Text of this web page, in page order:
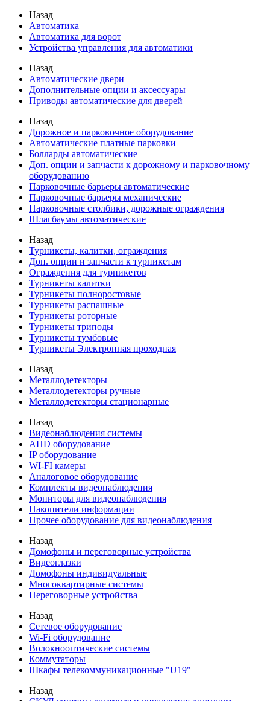
Назад
Автоматика
Автоматика для ворот
Устройства управления для автоматики
Назад
Автоматические двери
Дополнительные опции и аксессуары
Приводы автоматические для дверей
Назад
Дорожное и парковочное оборудование
Автоматические платные парковки
Болларды автоматические
Доп. опции и запчасти к дорожному и парковочному
оборудованию
Парковочные барьеры автоматические
Парковочные барьеры механические
Парковочные столбики, дорожные ограждения
Шлагбаумы автоматические
Назад
Турникеты, калитки, ограждения
Доп. опции и запчасти к турникетам
Ограждения для турникетов
Турникеты калитки
Турникеты полноростовые
Турникеты распашные
Турникеты роторные
Турникеты триподы
Турникеты тумбовые
Турникеты Электронная проходная
Назад
Металлодетекторы
Металлодетекторы ручные
Металлодетекторы стационарные
Назад
Видеонаблюдения cистемы
AHD оборудование
IP оборудование
WI-FI камеры
Аналоговое оборудование
Комплекты видеонаблюдения
Мониторы для видеонаблюдения
Накопители информации
Прочее оборудование для видеонаблюдения
Назад
Домофоны и переговорные устройства
Видеоглазки
Домофоны индивидуальные
Многоквартирные системы
Переговорные устройства
Назад
Сетевое оборудование
Wi-Fi оборудование
Волокнооптические системы
Коммутаторы
Шкафы телекоммуникационные "U19"
Назад